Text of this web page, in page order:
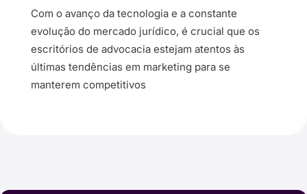
Com o avanço da tecnologia e a constante
evolução do mercado jurídico, é crucial que os
escritórios de advocacia estejam atentos às
últimas tendências em marketing para se
manterem competitivos